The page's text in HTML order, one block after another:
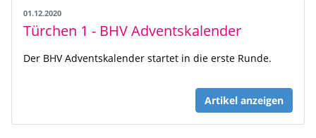
01.12.2020
Türchen 1 - BHV Adventskalender
Der BHV Adventskalender startet in die erste Runde.
Artikel anzeigen